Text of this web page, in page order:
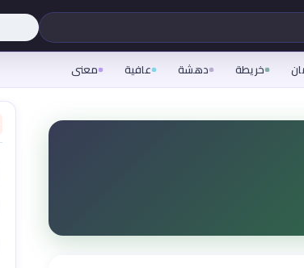
خريطة دهشة عافية معنى